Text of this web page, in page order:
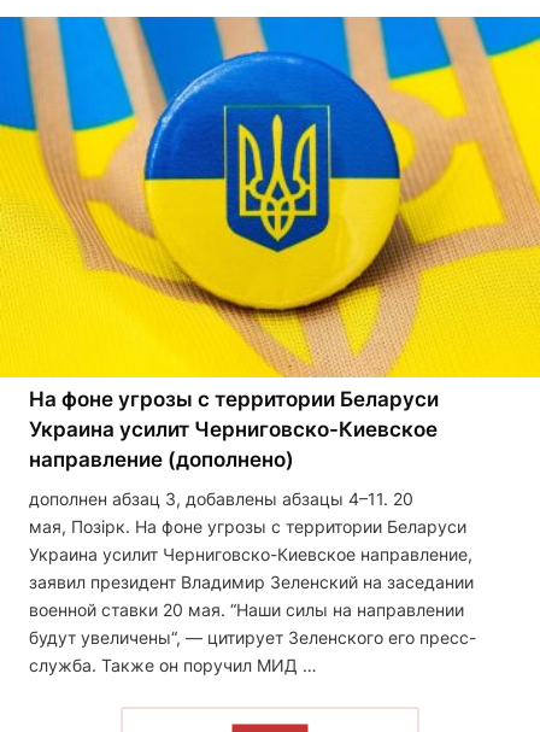
На фоне угрозы с территории Беларуси
Украина усилит Черниговско-Киевское
направление (дополнено)
дополнен абзац 3, добавлены абзацы 4–11. 20
мая, Позірк. На фоне угрозы с территории Беларуси
Украина усилит Черниговско-Киевское направление,
заявил президент Владимир Зеленский на заседании
военной ставки 20 мая. “Наши силы на направлении
будут увеличены“, — цитирует Зеленского его пресс-
служба. Также он поручил МИД …